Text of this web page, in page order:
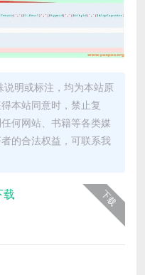
明或标注，均为本站原
本站同意时，禁止复
何网站、书籍等各类媒
的合法权益，可联系我
下载
载